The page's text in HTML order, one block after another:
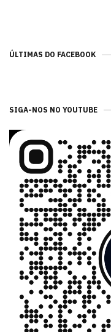
ÚLTIMAS DO FACEBOOK
SIGA-NOS NO YOUTUBE